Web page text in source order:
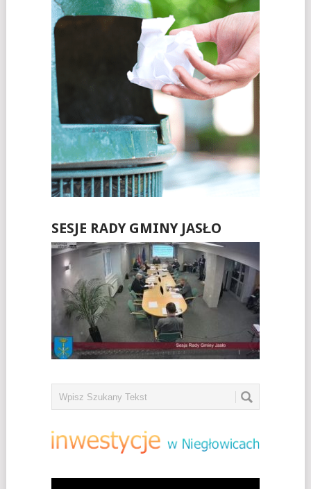
SESJE RADY GMINY JASŁO